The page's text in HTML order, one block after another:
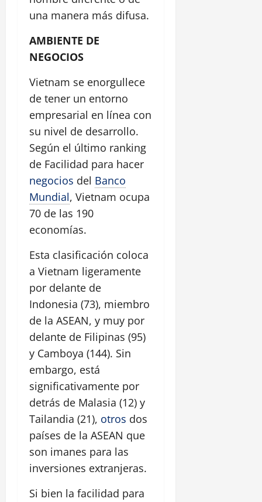
una manera más difusa.
AMBIENTE DE
NEGOCIOS
Vietnam se enorgullece
de tener un entorno
empresarial en línea con
su nivel de desarrollo.
Según el último ranking
de Facilidad para hacer
negocios del Banco
Mundial, Vietnam ocupa
70 de las 190
economías.
Esta clasificación coloca
a Vietnam ligeramente
por delante de
Indonesia (73), miembro
de la ASEAN, y muy por
delante de Filipinas (95)
y Camboya (144). Sin
embargo, está
significativamente por
detrás de Malasia (12) y
Tailandia (21), otros dos
países de la ASEAN que
son imanes para las
inversiones extranjeras.
Si bien la facilidad para